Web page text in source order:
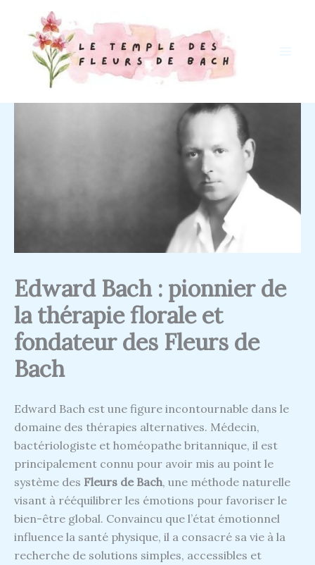
content
Edward Bach : pionnier de
la thérapie florale et
fondateur des Fleurs de
Bach
Edward Bach est une figure incontournable dans le
domaine des thérapies alternatives. Médecin,
bactériologiste et homéopathe britannique, il est
principalement connu pour avoir mis au point le
système des Fleurs de Bach, une méthode naturelle
visant à rééquilibrer les émotions pour favoriser le
bien-être global. Convaincu que l’état émotionnel
influence la santé physique, il a consacré sa vie à la
recherche de solutions simples, accessibles et